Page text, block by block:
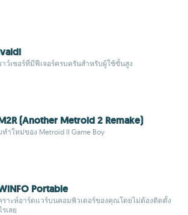
าว์เซอร์ที่มีฟีเจอร์ครบครันสำหรับผู้ใช้ขั้นสูง
(Another Metroid 2 Remake)
ทำใหม่ของ Metroid II Game Boy
Portable
ราะห์อาร์ดแวร์บนคอมพิวเตอร์ของคุณโดยไม่ต้องติดตั้ง
รเลย